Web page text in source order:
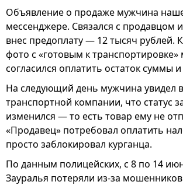
Объявление о продаже мужчина
мессенджере. Связался с продавцом
внес предоплату — 12 тысяч рублей.
фото с «готовым к
согласился оплатить остаток суммы и
На следующий день мужчина увидел
транспортной компании, что статус
изменился — то есть товар ему не
«Продавец» потребовал оплатить
просто заблокировал курганца.
По данным полицейских, с 8 по 14
Зауралья потеряли из-за